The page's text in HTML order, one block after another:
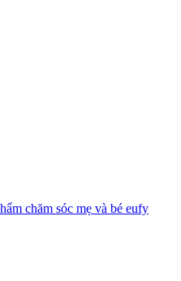
chăm sóc mẹ và bé eufy